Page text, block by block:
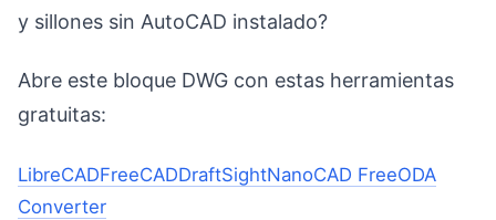
y sillones sin AutoCAD instalado?
Abre este bloque DWG con estas herramientas
gratuitas:
LibreCADFreeCADDraftSightNanoCAD FreeODA
Converter